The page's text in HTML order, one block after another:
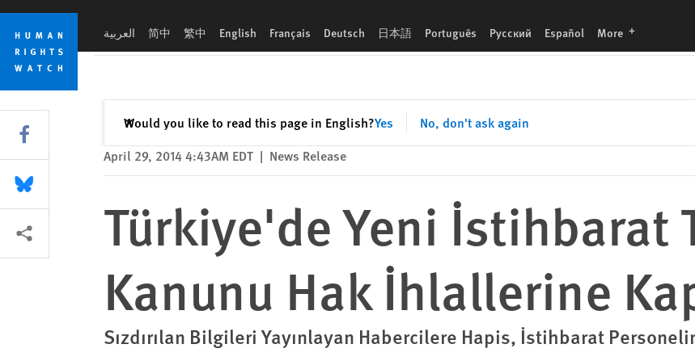
Skip
cookie
privacy
notice
Skip
main
content
العربية 简中 繁中 English Français Deutsch 日本語 Português Русский Español More languages
Would you like to read this page in English?Yes No, don't ask again
✕Close
April 29, 2014 4:43AM EDT | News Release
Türkiye'de Yeni İstihbarat
Kanunu Hak İhlallerine
Sızdırılan Bilgileri Yayınlayan Habercilere Hapis, İstihbarat
Share this via Facebook
Share this via Bluesky
More sharing options